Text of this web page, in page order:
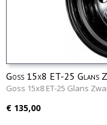
Goss 15x8 ET-25 Glans
Goss 15x8 ET-25 Glans
€ 135,00